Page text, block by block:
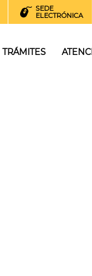
SEDE
ELECTRÓNICA
TRÁMITES